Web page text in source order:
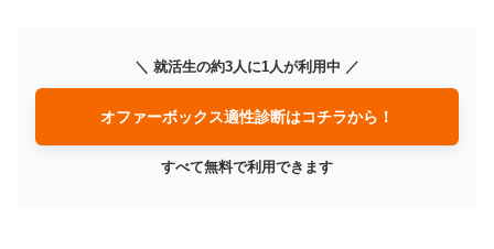
＼ 就活生の約3人に1人が利用中 ／
オファーボックス適性診断はコチラから！
すべて無料で利用できます